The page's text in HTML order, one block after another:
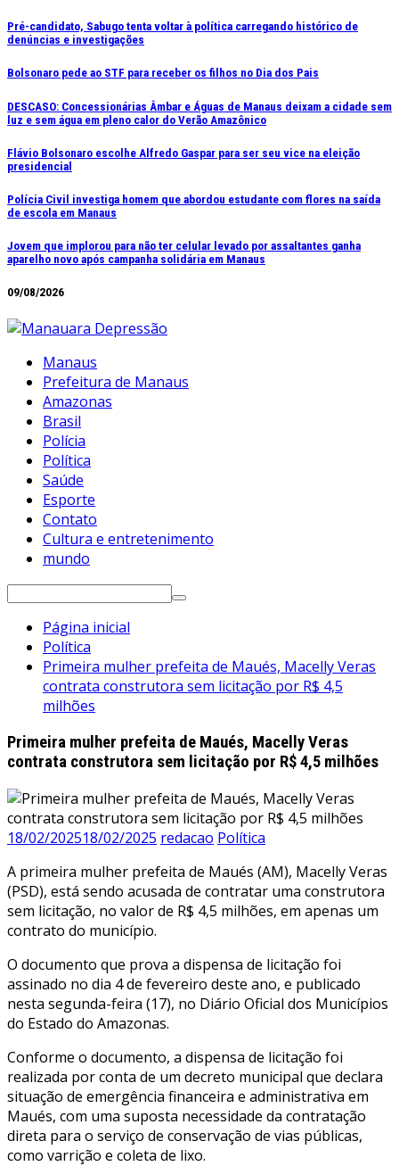
Ir
para
o
Pré-candidato, Sabugo tenta voltar à política carregando histórico de
denúncias e investigações
Bolsonaro pede ao STF para receber os filhos no Dia dos Pais
DESCASO: Concessionárias Âmbar e Águas de Manaus deixam a cidade sem
luz e sem água em pleno calor do Verão Amazônico
Flávio Bolsonaro escolhe Alfredo Gaspar para ser seu vice na eleição
presidencial
Polícia Civil investiga homem que abordou estudante com flores na saída
de escola em Manaus
Jovem que implorou para não ter celular levado por assaltantes ganha
aparelho novo após campanha solidária em Manaus
09/08/2026
Manaus
Prefeitura de Manaus
Amazonas
Brasil
Polícia
Política
Saúde
Esporte
Contato
Cultura e entretenimento
mundo
Pesquisar
Página inicial
Política
Primeira mulher prefeita de Maués, Macelly Veras
contrata construtora sem licitação por R$ 4,5
milhões
Primeira mulher prefeita de Maués, Macelly Veras
contrata construtora sem licitação por R$ 4,5 milhões
18/02/202518/02/2025 redacao Política
A primeira mulher prefeita de Maués (AM), Macelly Veras
(PSD), está sendo acusada de contratar uma construtora
sem licitação, no valor de R$ 4,5 milhões, em apenas um
contrato do município.
O documento que prova a dispensa de licitação foi
assinado no dia 4 de fevereiro deste ano, e publicado
nesta segunda-feira (17), no Diário Oficial dos Municípios
do Estado do Amazonas.
Conforme o documento, a dispensa de licitação foi
realizada por conta de um decreto municipal que declara
situação de emergência financeira e administrativa em
Maués, com uma suposta necessidade da contratação
direta para o serviço de conservação de vias públicas,
como varrição e coleta de lixo.